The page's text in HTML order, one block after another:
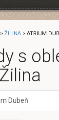
> ŽILINA > ATRIUM
s
Dubeň